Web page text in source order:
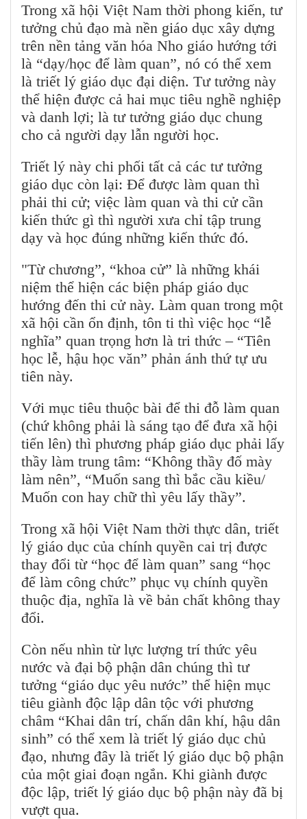
Trong xã hội Việt Nam thời phong kiến, tư
tưởng chủ đạo mà nền giáo dục xây dựng
trên nền tảng văn hóa Nho giáo hướng tới
là “dạy/học để làm quan”, nó có thể xem
là triết lý giáo dục đại diện. Tư tưởng này
thể hiện được cả hai mục tiêu nghề nghiệp
và danh lợi; là tư tưởng giáo dục chung
cho cả người dạy lẫn người học.
Triết lý này chi phối tất cả các tư tưởng
giáo dục còn lại: Để được làm quan thì
phải thi cử; việc làm quan và thi cử cần
kiến thức gì thì người xưa chỉ tập trung
dạy và học đúng những kiến thức đó.
"Từ chương”, “khoa cử” là những khái
niệm thể hiện các biện pháp giáo dục
hướng đến thi cử này. Làm quan trong một
xã hội cần ổn định, tôn ti thì việc học “lễ
nghĩa” quan trọng hơn là tri thức – “Tiên
học lễ, hậu học văn” phản ánh thứ tự ưu
tiên này.
Với mục tiêu thuộc bài để thi đỗ làm quan
(chứ không phải là sáng tạo để đưa xã hội
tiến lên) thì phương pháp giáo dục phải lấy
thầy làm trung tâm: “Không thầy đố mày
làm nên”, “Muốn sang thì bắc cầu kiều/
Muốn con hay chữ thì yêu lấy thầy”.
Trong xã hội Việt Nam thời thực dân, triết
lý giáo dục của chính quyền cai trị được
thay đổi từ “học để làm quan” sang “học
để làm công chức” phục vụ chính quyền
thuộc địa, nghĩa là về bản chất không thay
đổi.
Còn nếu nhìn từ lực lượng trí thức yêu
nước và đại bộ phận dân chúng thì tư
tưởng “giáo dục yêu nước” thể hiện mục
tiêu giành độc lập dân tộc với phương
châm “Khai dân trí, chấn dân khí, hậu dân
sinh” có thể xem là triết lý giáo dục chủ
đạo, nhưng đây là triết lý giáo dục bộ phận
của một giai đoạn ngắn. Khi giành được
độc lập, triết lý giáo dục bộ phận này đã bị
vượt qua.